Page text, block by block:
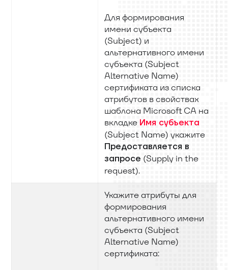
Для формирования
имени субъекта
(Subject) и
альтернативного имени
субъекта (Subject
Alternative Name)
сертификата из списка
атрибутов в свойствах
шаблона Microsoft CA на
вкладке Имя субъекта
(Subject Name) укажите
Предоставляется в
запросе (Supply in the
request).
Укажите атрибуты для
формирования
альтернативного имени
субъекта (Subject
Alternative Name)
сертификата: